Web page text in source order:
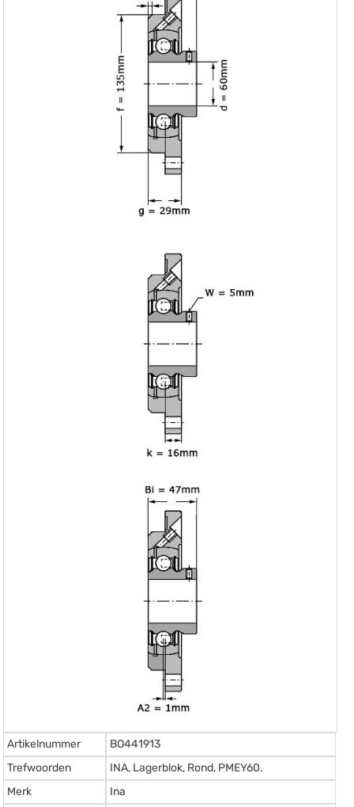
Artikelnummer
BO441913
Trefwoorden
INA, Lagerblok, Rond, PMEY60.
Merk
Ina